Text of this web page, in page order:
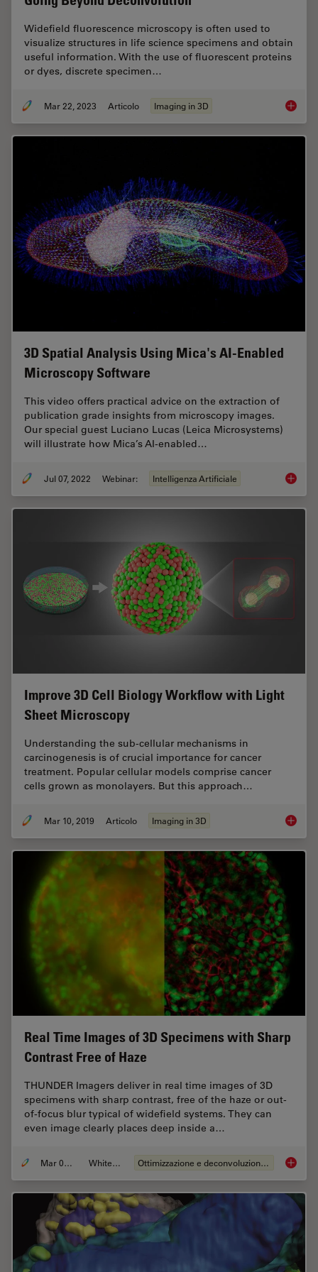
Widefield fluorescence microscopy is often used to
visualize structures in life science specimens and obtain
useful information. With the use of fluorescent proteins
or dyes, discrete specimen…
Mar 22, 2023 Articolo Imaging in 3D Going
3D Spatial Analysis Using Mica's AI-Enabled
Microscopy Software
This video offers practical advice on the extraction of
publication grade insights from microscopy images.
Our special guest Luciano Lucas (Leica Microsystems)
will illustrate how Mica’s AI-enabled…
Jul 07, 2022 Webinar: Intelligenza Artificiale 3D
Improve 3D Cell Biology Workflow with Light
Sheet Microscopy
Understanding the sub-cellular mechanisms in
carcinogenesis is of crucial importance for cancer
treatment. Popular cellular models comprise cancer
cells grown as monolayers. But this approach…
Mar 10, 2019 Articolo Imaging in 3D
Real Time Images of 3D Specimens with Sharp
Contrast Free of Haze
THUNDER Imagers deliver in real time images of 3D
specimens with sharp contrast, free of the haze or out-
of-focus blur typical of widefield systems. They can
even image clearly places deep inside a…
Mar 05, 2019 Whitepaper Ottimizzazione e deconvoluzione delle immagini Real